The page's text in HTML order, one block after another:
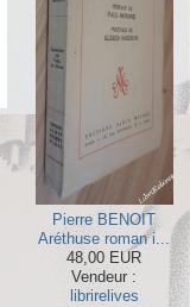
Pierre BENOIT
Aréthuse roman i...
48,00 EUR
Vendeur :
librirelives